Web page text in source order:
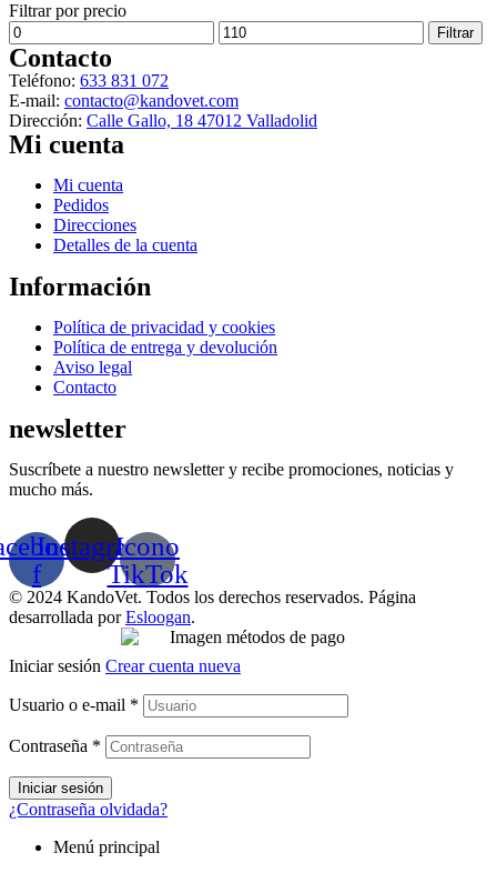
Filtrar por precio
Precio
mínimo
Precio
máximo
Filtrar
Contacto
Teléfono: 633 831 072
E-mail: contacto@kandovet.com
Dirección: Calle Gallo, 18 47012 Valladolid
Mi cuenta
Menú
Mi cuenta
Pedidos
Direcciones
Detalles de la cuenta
Información
Menú
Política de privacidad y cookies
Política de entrega y devolución
Aviso legal
Contacto
newsletter
Suscríbete a nuestro newsletter y recibe promociones, noticias y
mucho más.
f
InstagramIcono
TikTok
© 2024 KandoVet. Todos los derechos reservados. Página
desarrollada porEsloogan.
Iniciar sesión Crear cuenta nueva
Usuario o e-mail *
Contraseña *
Iniciar sesión
¿Contraseña olvidada?
Menú principal